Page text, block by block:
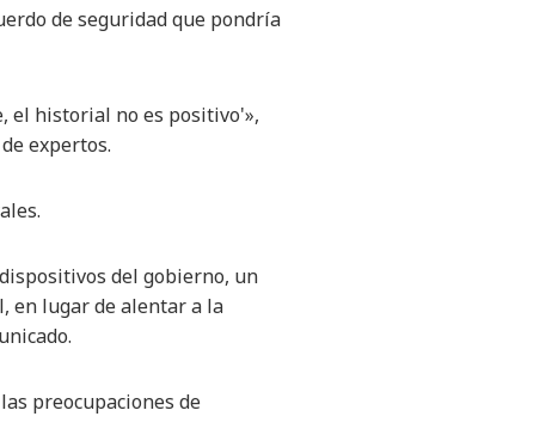
de seguridad que pondría
el historial no es positivo'»,
expertos.
del gobierno, un
en lugar de alentar a la
preocupaciones de